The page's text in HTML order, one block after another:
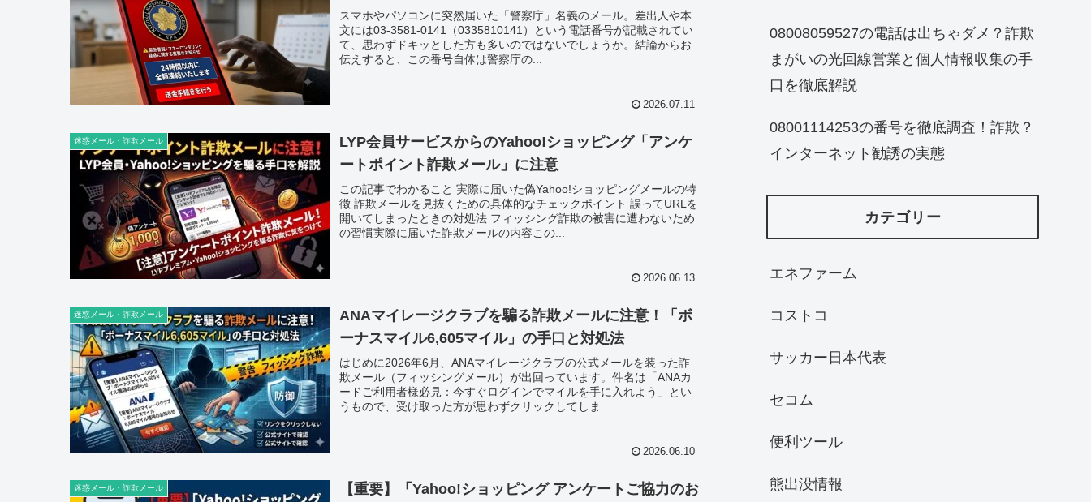
スマホやパソコンに突然届いた「警察庁」名義のメール。差出人や本
文には03-3581-0141（0335810141）という電話番号が記載されてい
て、思わずドキッとした方も多いのではないでしょうか。結論からお
伝えすると、この番号自体は警察庁の...
2026.07.11
迷惑メール・詐欺メール
LYP会員サービスからのYahoo!ショッピング「アンケ
ートポイント詐欺メール」に注意
この記事でわかること 実際に届いた偽Yahoo!ショッピングメールの特
徴 詐欺メールを見抜くための具体的なチェックポイント 誤ってURLを
開いてしまったときの対処法 フィッシング詐欺の被害に遭わないため
の習慣実際に届いた詐欺メールの内容この...
2026.06.13
迷惑メール・詐欺メール
ANAマイレージクラブを騙る詐欺メールに注意！「ボ
ーナスマイル6,605マイル」の手口と対処法
はじめに2026年6月、ANAマイレージクラブの公式メールを装った詐
欺メール（フィッシングメール）が出回っています。件名は「ANAカ
ードご利用者様必見：今すぐログインでマイルを手に入れよう」とい
うもので、受け取った方が思わずクリックしてしま...
2026.06.10
迷惑メール・詐欺メール
【重要】「Yahoo!ショッピング アンケートご協力のお
08008059527の電話は出ちゃダメ？詐欺
まがいの光回線営業と個人情報収集の手
口を徹底解説
08001114253の番号を徹底調査！詐欺？
インターネット勧誘の実態
カテゴリー
エネファーム
コストコ
サッカー日本代表
セコム
便利ツール
熊出没情報